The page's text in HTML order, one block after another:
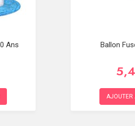
Ans Ballon
AJOUTER